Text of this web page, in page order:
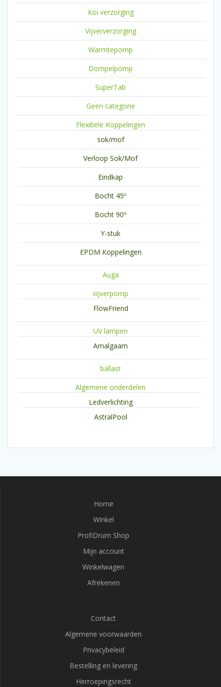
Koi verzorging
Vijververzorging
Warmtepomp
Dompelpomp
SuperTab
Geen categorie
Flexibele Koppelingen
sok/mof
Verloop Sok/Mof
Eindkap
Bocht 45º
Bocht 90º
Y-stuk
EPDM Koppelingen
Auga
vijverpomp
FlowFriend
UV lampen
Amalgaam
ballast
Algemene onderdelen
Ledverlichting
AstralPool
Home
Winkel
ProfiDrum Shop
Mijn account
Winkelwagen
Afrekenen
Contact
Algemene voorwaarden
Privacybeleid
Bestelling en levering
Herroepingsrecht